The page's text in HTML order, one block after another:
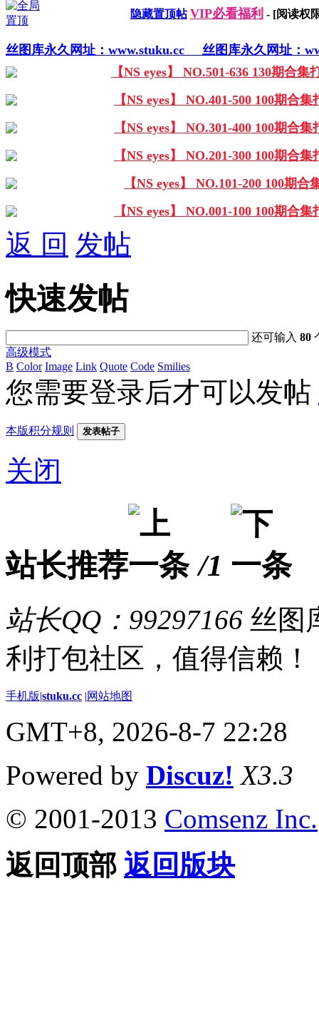
隐藏置顶帖 VIP必看福利 - [阅读权
丝图库永久网址：www.stuku.cc 丝图库永久网址：
【NS eyes】 NO.501-636 130期合集
【NS eyes】 NO.401-500 100期合集
【NS eyes】 NO.301-400 100期合集
【NS eyes】 NO.201-300 100期合集
【NS eyes】 NO.101-200 100期合
【NS eyes】 NO.001-100 100期合集
返 回 发帖
快速发帖
还可输入80
高级模式
B Color Image Link Quote Code Smilies
您需要登录后才可以发帖
本版积分规则 发表帖子
关闭
站长推荐 /1
站长QQ：99297166 丝图
利打包社区，值得信赖！
手机版|stuku.cc |网站地图
GMT+8, 2026-8-7 22:28
Powered by Discuz! X3.3
© 2001-2013 Comsenz Inc.
返回顶部 返回版块